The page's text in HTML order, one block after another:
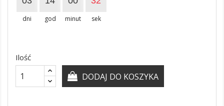
dni god minut sek
Ilość
DODAJ DO KOSZYKA